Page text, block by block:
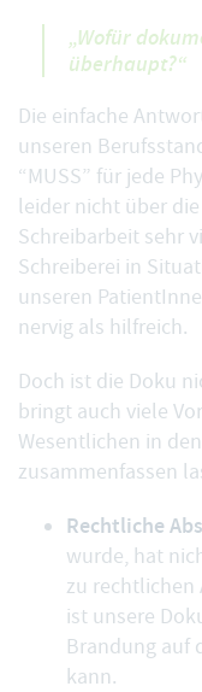
„Wofür
überhaupt?“
Die einfache
unseren
“MUSS” für jede
leider nicht über
Schreibarbeit sehr
Schreiberei in
unseren
nervig als hilfreich.
Doch ist die Doku
bringt auch viele
Wesentlichen in
zusammenfassen
Rechtliche
wurde, hat
zu rechtlichen
ist unsere
Brandung auf
kann.